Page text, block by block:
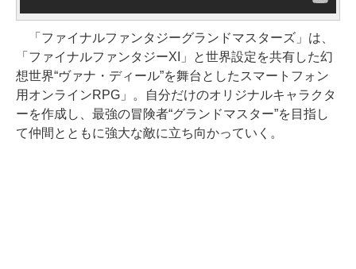
「ファイナルファンタジーグランドマスターズ」は、
「ファイナルファンタジーXI」と世界設定を共有した幻
想世界“ヴァナ・ディール”を舞台としたスマートフォン
用オンラインRPG」。自分だけのオリジナルキャラクタ
ーを作成し、最強の冒険者“グランドマスター”を目指し
て仲間とともに強大な敵に立ち向かっていく。